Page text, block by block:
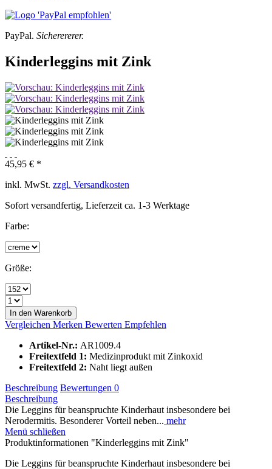
PayPal. Sicherererer.
Kinderleggins mit Zink
45,95 € *
inkl. MwSt. zzgl. Versandkosten
Sofort versandfertig, Lieferzeit ca. 1-3 Werktage
Farbe:
Größe:
In den Warenkorb
Vergleichen Merken Bewerten Empfehlen
Artikel-Nr.: AR1009.4
Freitextfeld 1: Medizinprodukt mit Zinkoxid
Freitextfeld 2: Naht liegt außen
Beschreibung Bewertungen 0
Beschreibung
Die Leggins für beanspruchte Kinderhaut insbesondere bei
Nerodermitis. Besonderer Vorteil neben... mehr
Menü schließen
Produktinformationen "Kinderleggins mit Zink"
Die Leggins für beanspruchte Kinderhaut insbesondere bei